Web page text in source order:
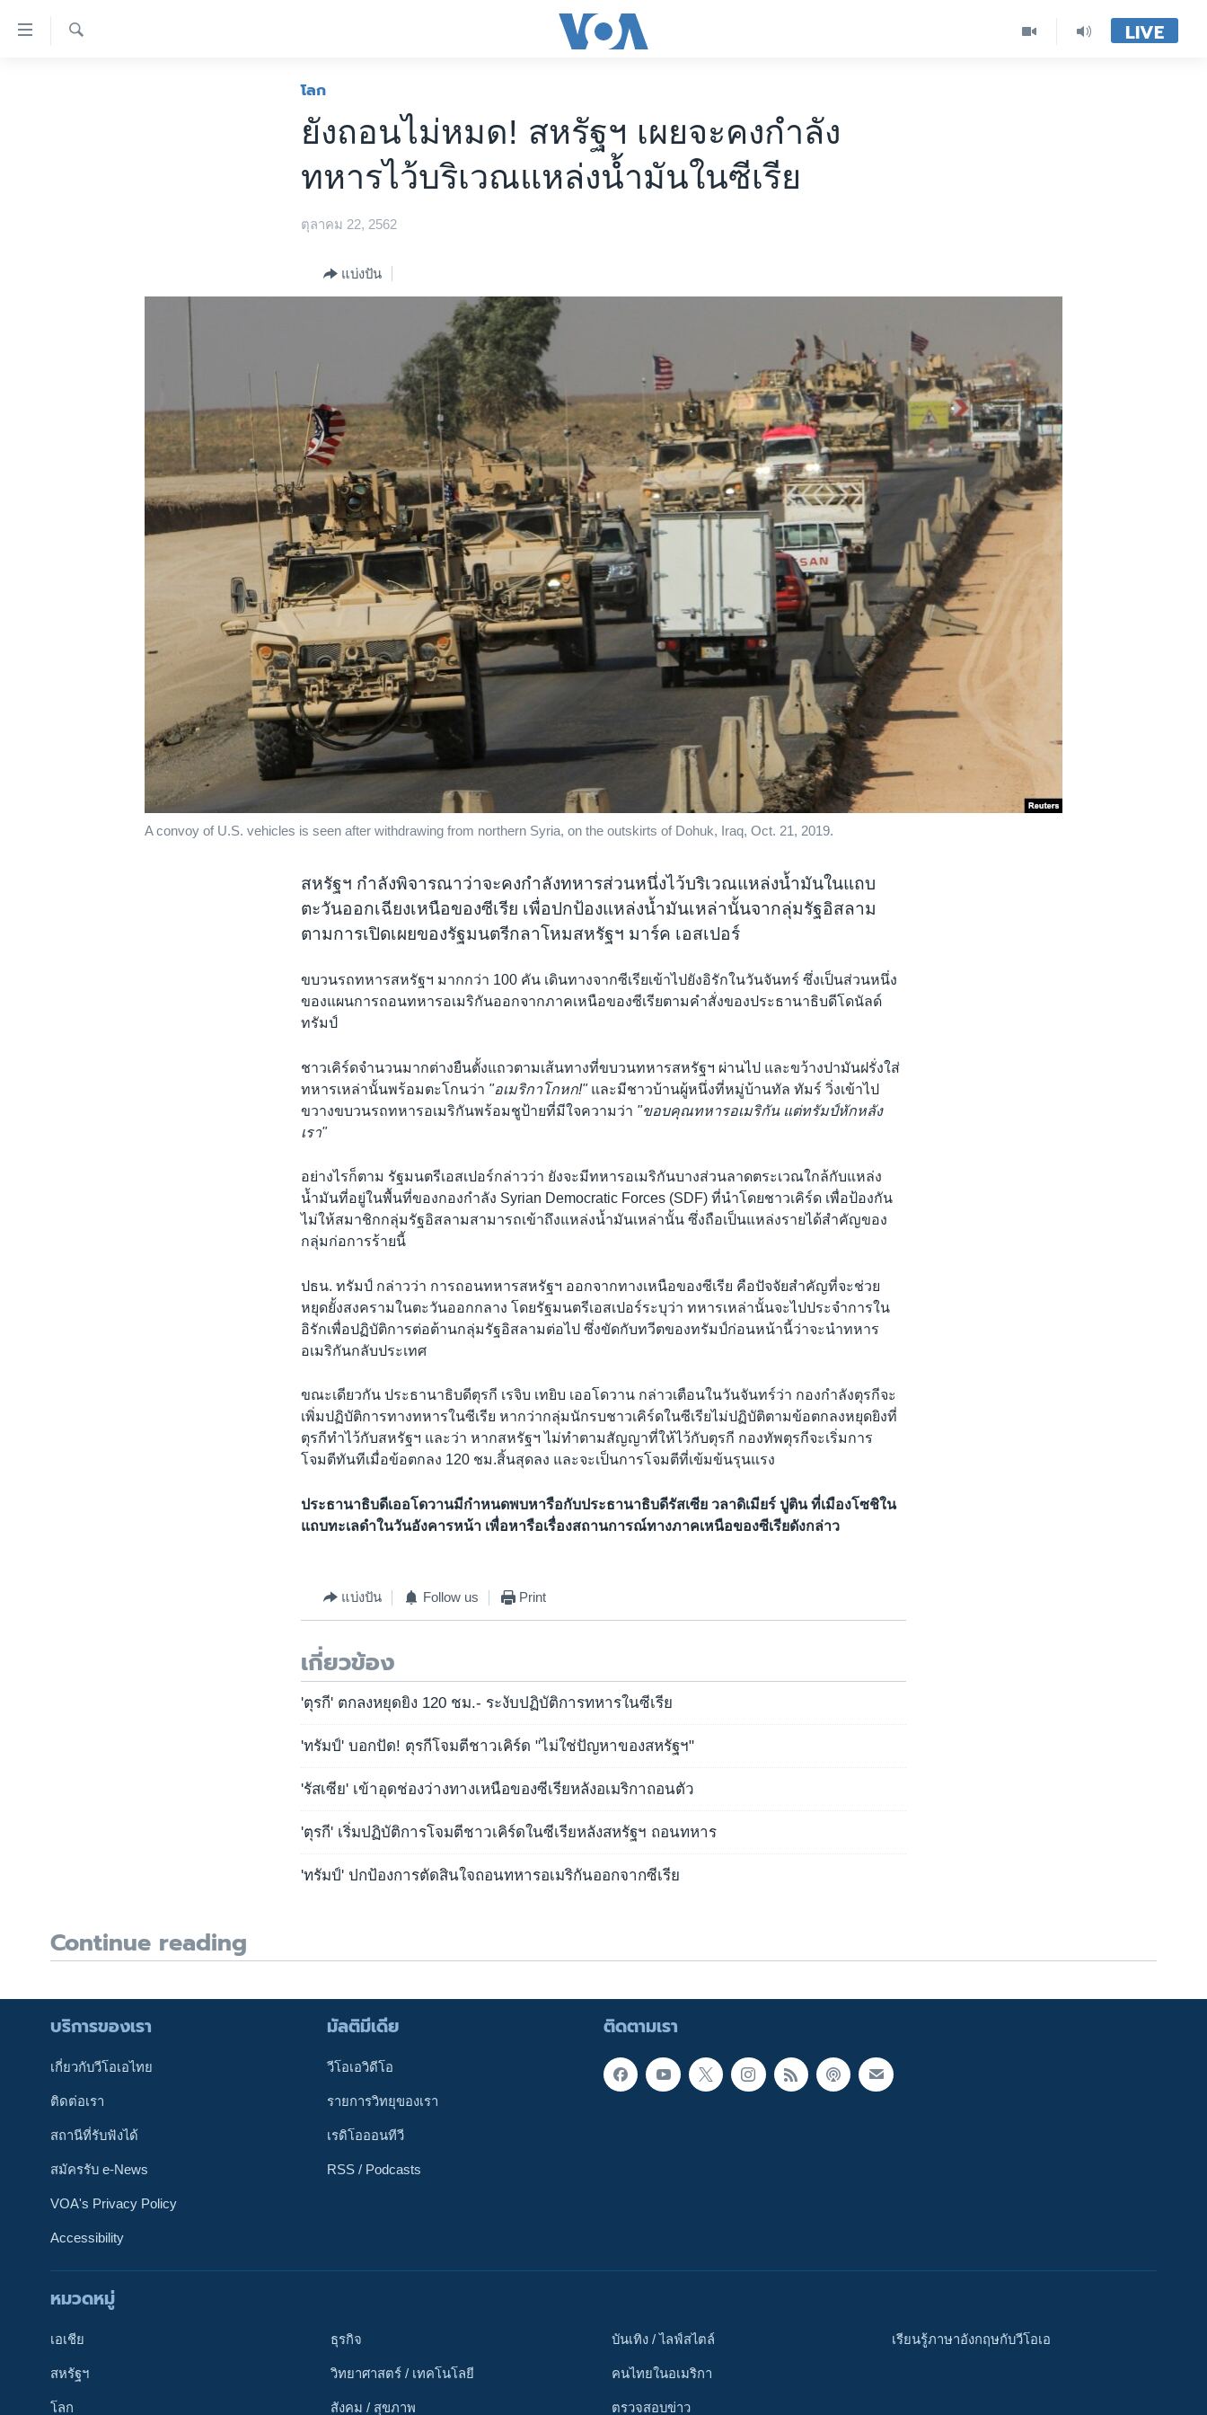
ติดตามเรา
LIVE
โลก
ยังถอนไม่หมด! สหรัฐฯ เผยจะคงกำลัง
ทหารไว้บริเวณแหล่งน้ำมันในซีเรีย
ตุลาคม 22, 2562
แบ่งปัน
A convoy of U.S. vehicles is seen after withdrawing from northern Syria, on the outskirts of Dohuk, Iraq, Oct. 21, 2019.
สหรัฐฯ กำลังพิจารณาว่าจะคงกำลังทหารส่วนหนึ่งไว้บริเวณแหล่งน้ำมันในแถบ
ตะวันออกเฉียงเหนือของซีเรีย เพื่อปกป้องแหล่งน้ำมันเหล่านั้นจากลุ่มรัฐอิสลาม
ตามการเปิดเผยของรัฐมนตรีกลาโหมสหรัฐฯ มาร์ค เอสเปอร์
ขบวนรถทหารสหรัฐฯ มากกว่า 100 คัน เดินทางจากซีเรียเข้าไปยังอิรักในวันจันทร์ ซึ่งเป็นส่วนหนึ่ง
ของแผนการถอนทหารอเมริกันออกจากภาคเหนือของซีเรียตามคำสั่งของประธานาธิบดีโดนัลด์
ทรัมป์
ชาวเคิร์ดจำนวนมากต่างยืนตั้งแถวตามเส้นทางที่ขบวนทหารสหรัฐฯ ผ่านไป และขว้างปามันฝรั่งใส่
ทหารเหล่านั้นพร้อมตะโกนว่า "อเมริกาโกหก!"และมีชาวบ้านผู้หนึ่งที่หมู่บ้านทัล ทัมร์ วิ่งเข้าไป
ขวางขบวนรถทหารอเมริกันพร้อมชูป้ายที่มีใจความว่า "ขอบคุณทหารอเมริกัน แต่ทรัมป์หักหลัง
เรา"
อย่างไรก็ตาม รัฐมนตรีเอสเปอร์กล่าวว่า ยังจะมีทหารอเมริกันบางส่วนลาดตระเวณใกล้กับแหล่ง
น้ำมันที่อยู่ในพื้นที่ของกองกำลัง Syrian Democratic Forces (SDF) ที่นำโดยชาวเคิร์ด เพื่อป้องกัน
ไม่ให้สมาชิกกลุ่มรัฐอิสลามสามารถเข้าถึงแหล่งน้ำมันเหล่านั้น ซึ่งถือเป็นแหล่งรายได้สำคัญของ
กลุ่มก่อการร้ายนี้
ปธน. ทรัมป์ กล่าวว่า การถอนทหารสหรัฐฯ ออกจากทางเหนือของซีเรีย คือปัจจัยสำคัญที่จะช่วย
หยุดยั้งสงครามในตะวันออกกลาง โดยรัฐมนตรีเอสเปอร์ระบุว่า ทหารเหล่านั้นจะไปประจำการใน
อิรักเพื่อปฏิบัติการต่อต้านกลุ่มรัฐอิสลามต่อไป ซึ่งขัดกับทวีตของทรัมป์ก่อนหน้านี้ว่าจะนำทหาร
อเมริกันกลับประเทศ
ขณะเดียวกัน ประธานาธิบดีตุรกี เรจิบ เทยิบ เออโดวาน กล่าวเตือนในวันจันทร์ว่า กองกำลังตุรกีจะ
เพิ่มปฏิบัติการทางทหารในซีเรีย หากว่ากลุ่มนักรบชาวเคิร์ดในซีเรียไม่ปฏิบัติตามข้อตกลงหยุดยิงที่
ตุรกีทำไว้กับสหรัฐฯ และว่า หากสหรัฐฯ ไม่ทำตามสัญญาที่ให้ไว้กับตุรกี กองทัพตุรกีจะเริ่มการ
โจมตีทันทีเมื่อข้อตกลง 120 ชม.สิ้นสุดลง และจะเป็นการโจมตีที่เข้มข้นรุนแรง
ประธานาธิบดีเออโดวานมีกำหนดพบหารือกับประธานาธิบดีรัสเซีย วลาดิเมียร์ ปูติน ที่เมืองโซชิใน
แถบทะเลดำในวันอังคารหน้า เพื่อหารือเรื่องสถานการณ์ทางภาคเหนือของซีเรียดังกล่าว
แบ่งปัน Follow us Print
เกี่ยวข้อง
'ตุรกี' ตกลงหยุดยิง 120 ชม.- ระงับปฏิบัติการทหารในซีเรีย
'ทรัมป์' บอกปัด! ตุรกีโจมตีชาวเคิร์ด "ไม่ใช่ปัญหาของสหรัฐฯ"
'รัสเซีย' เข้าอุดช่องว่างทางเหนือของซีเรียหลังอเมริกาถอนตัว
'ตุรกี' เริ่มปฏิบัติการโจมตีชาวเคิร์ดในซีเรียหลังสหรัฐฯ ถอนทหาร
'ทรัมป์' ปกป้องการตัดสินใจถอนทหารอเมริกันออกจากซีเรีย
Continue reading
ติดตามเรา
บริการของเรา
เกี่ยวกับวีโอเอไทย
ติดต่อเรา
สถานีที่รับฟังได้
สมัครรับ e-News
VOA's Privacy Policy
Accessibility
มัลติมีเดีย
วีโอเอวิดีโอ
รายการวิทยุของเรา
เรดิโอออนทีวี
RSS / Podcasts
หมวดหมู่
เอเชีย
สหรัฐฯ
โลก
ธุรกิจ
วิทยาศาสตร์ / เทคโนโลยี
สังคม / สุขภาพ
บันเทิง / ไลฟ์สไตล์
คนไทยในอเมริกา
ตรวจสอบข่าว
เรียนรู้ภาษาอังกฤษกับวีโอเอ